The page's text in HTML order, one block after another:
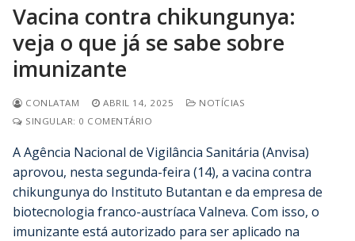
Vacina contra chikungunya:
veja o que já se sabe sobre
imunizante
CONLATAM ABRIL 14, 2025
NOTÍCIAS
SINGULAR: 0 COMENTÁRIO
A Agência Nacional de Vigilância Sanitária (Anvisa)
aprovou, nesta segunda-feira (14), a vacina contra
chikungunya do Instituto Butantan e da empresa de
biotecnologia franco-austríaca Valneva. Com isso, o
imunizante está autorizado para ser aplicado na